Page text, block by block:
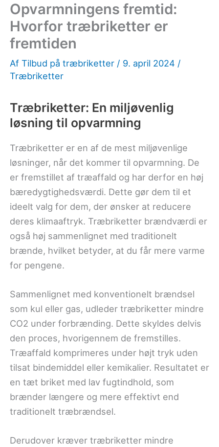
Opvarmningens fremtid:
Hvorfor træbriketter er
fremtiden
Af Tilbud på træbriketter / 9. april 2024 /
Træbriketter
Træbriketter: En miljøvenlig
løsning til opvarmning
Træbriketter er en af de mest miljøvenlige
løsninger, når det kommer til opvarmning. De
er fremstillet af træaffald og har derfor en høj
bæredygtighedsværdi. Dette gør dem til et
ideelt valg for dem, der ønsker at reducere
deres klimaaftryk. Træbriketter brændværdi er
også høj sammenlignet med traditionelt
brænde, hvilket betyder, at du får mere varme
for pengene.
Sammenlignet med konventionelt brændsel
som kul eller gas, udleder træbriketter mindre
CO2 under forbrænding. Dette skyldes delvis
den proces, hvorigennem de fremstilles.
Træaffald komprimeres under højt tryk uden
tilsat bindemiddel eller kemikalier. Resultatet er
en tæt briket med lav fugtindhold, som
brænder længere og mere effektivt end
traditionelt træbrændsel.
Derudover kræver træbriketter mindre